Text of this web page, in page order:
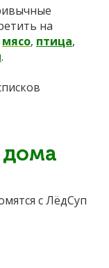
на
мясо, птица,
.
дома
с ЛёдСуп